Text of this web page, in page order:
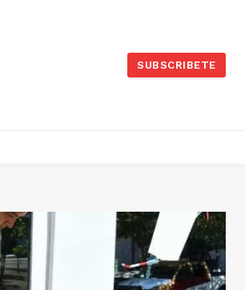
SUBSCRIBETE